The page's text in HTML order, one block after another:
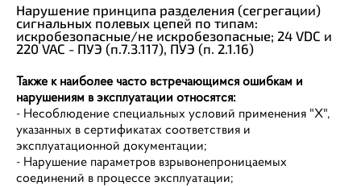
Нарушение принципа разделения (сегрегации)
сигнальных полевых цепей по типам:
искробезопасные/не искробезопасные; 24 VDC и
220 VAC - ПУЭ (п.7.3.117), ПУЭ (п. 2.1.16)
Также к наиболее часто встречающимся ошибкам и
нарушениям в эксплуатации относятся:
- Несоблюдение специальных условий применения "X",
указанных в сертификатах соответствия и
эксплуатационной документации;
- Нарушение параметров взрывонепроницаемых
соединений в процессе эксплуатации;